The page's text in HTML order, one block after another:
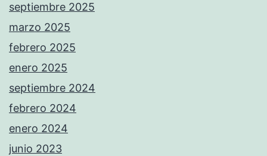
septiembre 2025
marzo 2025
febrero 2025
enero 2025
septiembre 2024
febrero 2024
enero 2024
junio 2023